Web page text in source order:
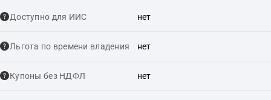
Доступно для ИИС нет
Льгота по времени владения нет
Купоны без НДФЛ нет